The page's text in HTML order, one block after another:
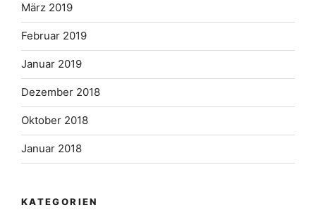
März 2019
Februar 2019
Januar 2019
Dezember 2018
Oktober 2018
Januar 2018
KATEGORIEN